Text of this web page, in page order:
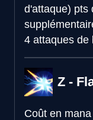
d'attaque) pts
4 attaques de
Z -
Coût en mana